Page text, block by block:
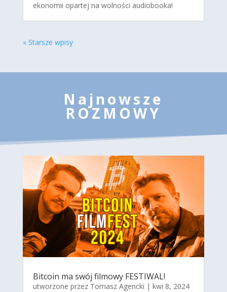
ekonomii opartej na wolności audiobooka!
« Starsze wpisy
Najnowsze
ROZMOWY
Bitcoin ma swój filmowy FESTIWAL!
utworzone przez Tomasz Agencki | kwi 8, 2024